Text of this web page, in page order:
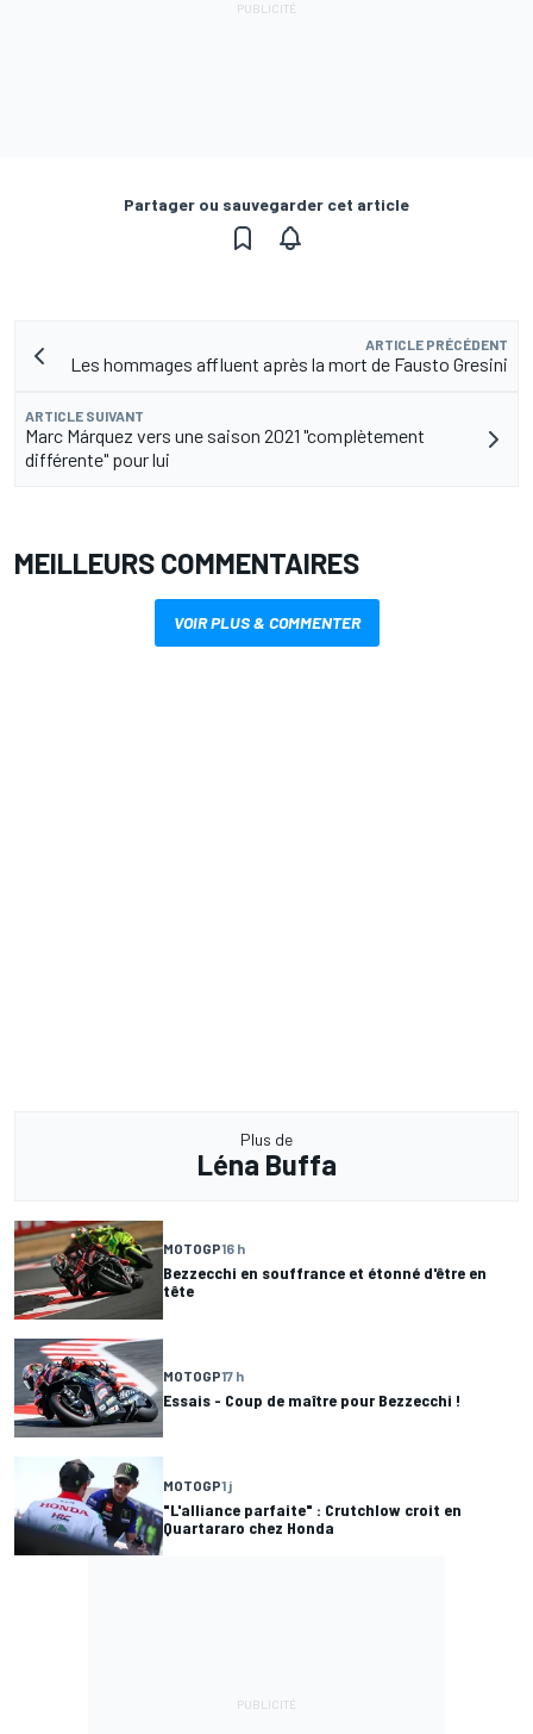
Partager ou sauvegarder cet article
ARTICLE PRÉCÉDENT
Les hommages affluent après la mort de Fausto Gresini
ARTICLE SUIVANT
Marc Márquez vers une saison 2021 "complètement
différente" pour lui
MEILLEURS COMMENTAIRES
VOIR PLUS & COMMENTER
Plus de
Léna Buffa
MOTOGP16 h
Bezzecchi en souffrance et étonné d'être en
tête
MOTOGP17 h
Essais - Coup de maître pour Bezzecchi !
MOTOGP1 j
"L'alliance parfaite" : Crutchlow croit en
Quartararo chez Honda